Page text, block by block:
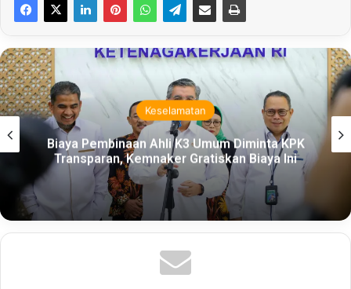
Keselamatan
Biaya Pembinaan Ahli K3 Umum Diminta KPK
Transparan, Kemnaker Gratiskan Biaya Ini